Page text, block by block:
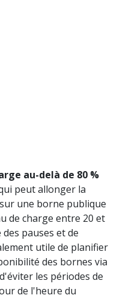
au-delà de 80 %
peut allonger la
une borne publique
de charge entre 20 et
pauses et de
utile de planifier
des bornes via
les périodes de
de l'heure du